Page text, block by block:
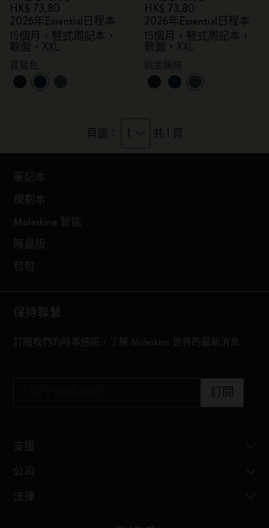
HK$ 73.80
2026年Essential日程本
15個月，竪式周記本，
軟面，XXL
HK$ 73.80
2026年Essential日程本
15個月，竪式周記本，
軟面，XXL
頁面： 1 共 1 頁
筆記本
規劃本
Moleskine 智能
限量版
包包
保持聯繫
訂閱我們的時事通訊，了解 Moleskine 世界的最新消息
訂閱
支援
公司
法律